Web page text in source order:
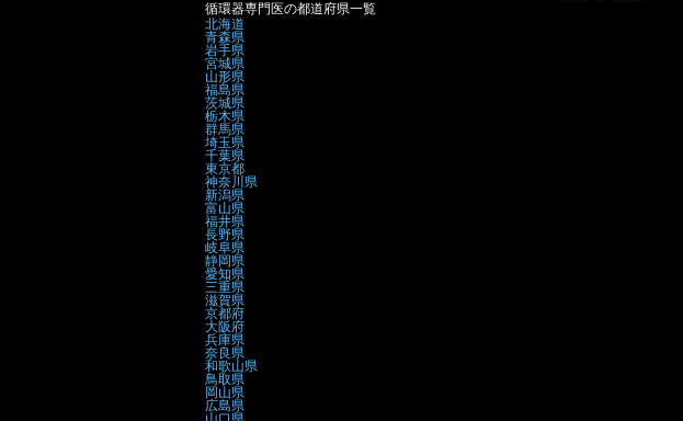
循環器専門医の都道府県一覧
北海道
青森県
岩手県
宮城県
山形県
福島県
茨城県
栃木県
群馬県
埼玉県
千葉県
東京都
神奈川県
新潟県
富山県
福井県
長野県
岐阜県
静岡県
愛知県
三重県
滋賀県
京都府
大阪府
兵庫県
奈良県
和歌山県
鳥取県
岡山県
広島県